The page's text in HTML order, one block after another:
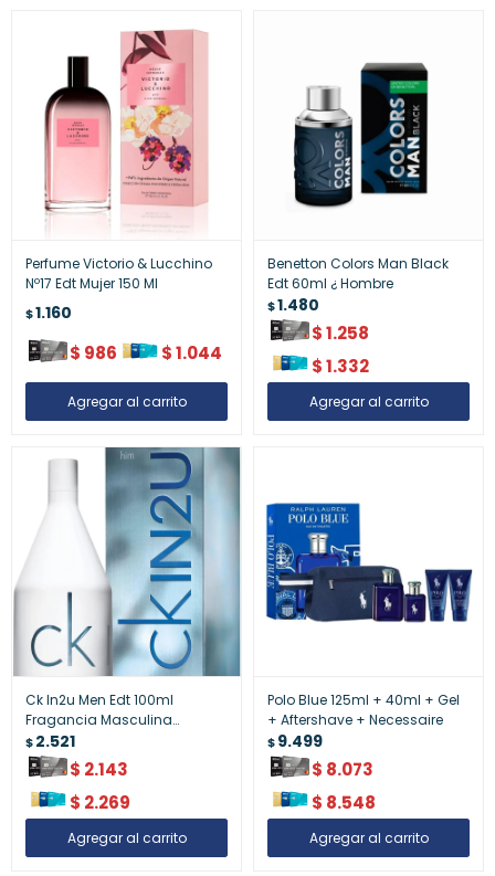
Perfume Victorio & Lucchino
Nº17 Edt Mujer 150 Ml
$1.160
$ 986 $1.044
Benetton Colors Man Black
Edt 60ml ¿ Hombre
$1.480
$1.258
$1.332
Ck In2u Men Edt 100ml
Fragancia Masculina
Moderna - Ck In2u Men Edt
100ml ¿ Fragancia Masculina
Moderna
$2.521
$ 2.143
$ 2.269
Polo Blue 125ml + 40ml + Gel
+ Aftershave + Necessaire
$9.499
$ 8.073
$ 8.548